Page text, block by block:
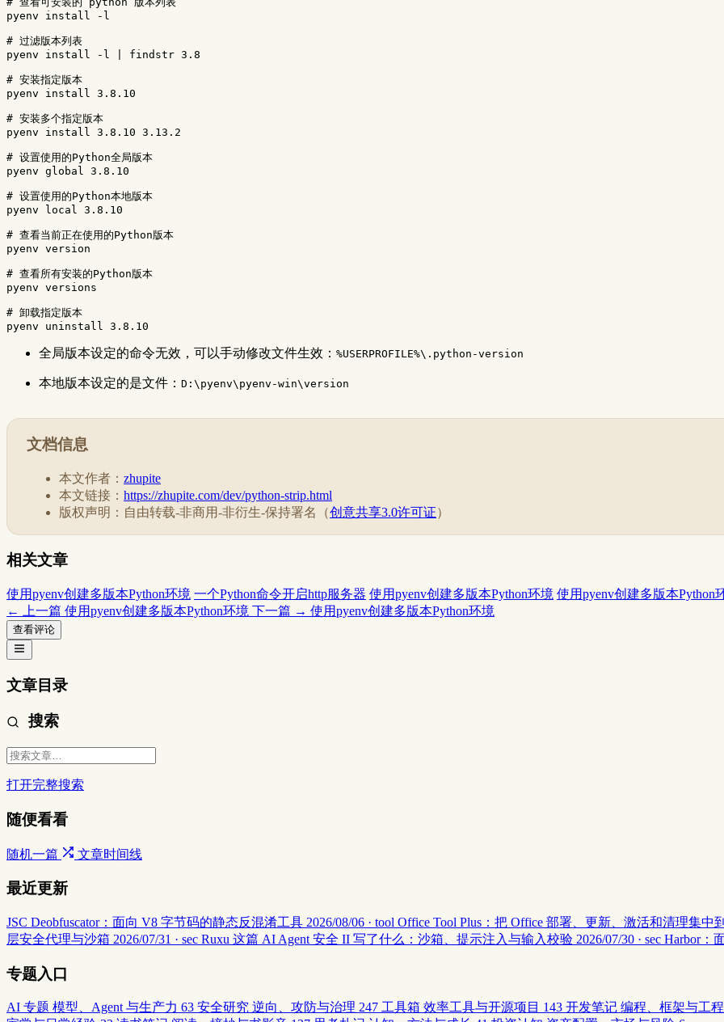
pyenv install -l
# 过滤版本列表
pyenv install -l | findstr 3.8
# 安装指定版本
pyenv install 3.8.10
# 安装多个指定版本
pyenv install 3.8.10 3.13.2
# 设置使用的Python全局版本
pyenv global 3.8.10
# 设置使用的Python本地版本
pyenv
local 3.8.10
# 查看当前正在使用的Python版本
pyenv version
# 查看所有安装的Python版本
pyenv versions
# 卸载指定版本
全局版本设定的命令无效，可以手动修改文件生效： %USERPROFILE%\.python-version
本地版本设定的是文件： D:\pyenv\pyenv-win\version
文档信息
本文作者： zhupite
本文链接： https://zhupite.com/dev/python-strip.html
版权声明：自由转载-非商用-非衍生-保持署名（创意共享3.0许可证）
相关文章
使用pyenv创建多版本Python环境 一个Python命令开启http服务器 使用pyenv创建多版本Python环境 使用pyenv创建多版本Python
← 上一篇 使用pyenv创建多版本Python环境 下一篇 → 使用pyenv创建多版本Python环境
查看评论
文章目录
搜索
打开完整搜索
随便看看
随机一篇 文章时间线
最近更新
JSC Deobfuscator：面向 V8 字节码的静态反混淆工具 2026/08/06 · tool Office Tool Plus：把 Office 部署、更新、激活和清理集中
层安全代理与沙箱 2026/07/31 · sec Ruxu 这篇 AI Agent 安全 II 写了什么：沙箱、提示注入与输入校验 2026/07/30 · sec Harbor：
专题入口
AI 专题 模型、Agent 与生产力 63 安全研究 逆向、攻防与治理 247 工具箱 效率工具与开源项目 143 开发笔记 编程、框架与工